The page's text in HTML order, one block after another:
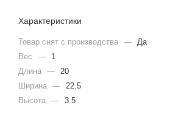
Характеристики
Товар снят с производства —
Да
Вес
—
1
Длина —
20
Ширина —
22.5
Высота — 3.5